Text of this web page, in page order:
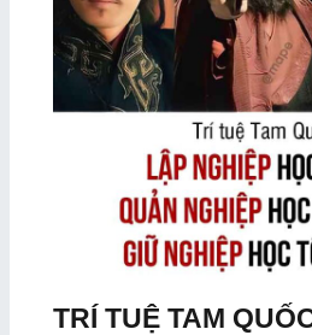
TRÍ TUỆ TAM